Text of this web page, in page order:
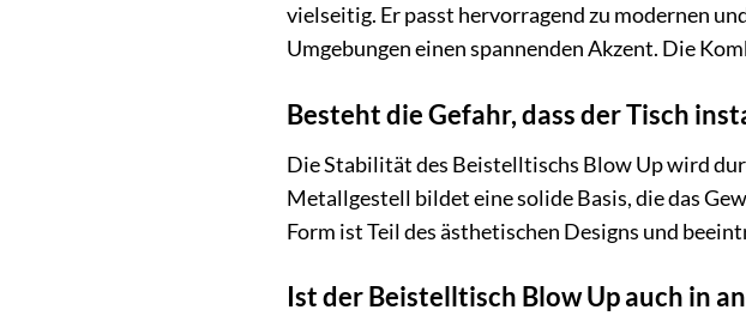
vielseitig. Er passt hervorragend zu modernen
Umgebungen einen spannenden Akzent. Die
Besteht die Gefahr, dass der Tisch
Die Stabilität des Beistelltischs Blow Up wird
Metallgestell bildet eine solide Basis, die das
Form ist Teil des ästhetischen Designs und
Ist der Beistelltisch Blow Up auch in